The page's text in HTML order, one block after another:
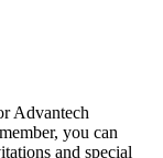
Advantech
you can
and special